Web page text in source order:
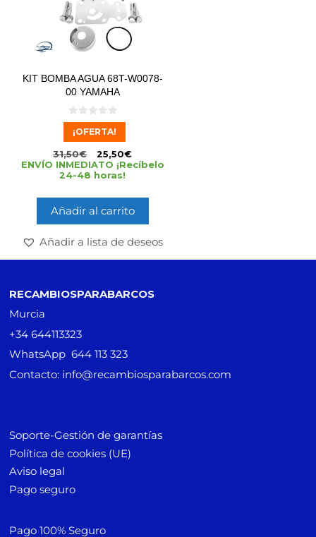
KIT BOMBA AGUA 68T-W0078-
00 YAMAHA
0
e
¡OFERTA!
31,50€ 25,50€
ENVÍO INMEDIATO ¡Recíbelo
24-48 horas!
Añadir al carrito
Añadir a lista de deseos
RECAMBIOSPARABARCOS
Murcia
+34 644113323
WhatsApp 644 113 323
Contacto: info@recambiosparabarcos.com
Soporte-Gestión de garantías
Política de cookies (UE)
Aviso legal
Pago seguro
Pago 100% Seguro